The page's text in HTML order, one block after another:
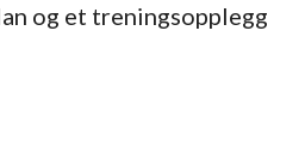
og et treningsopplegg